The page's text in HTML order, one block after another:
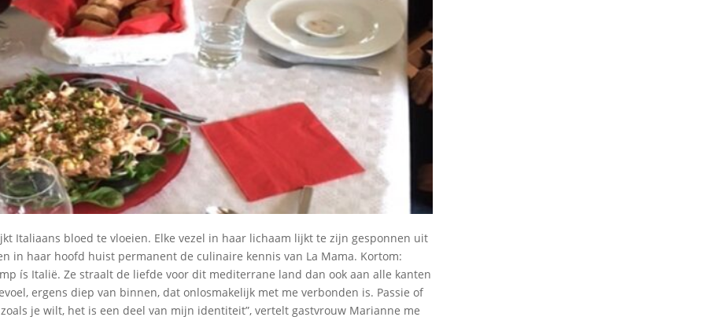
Italiaans bloed te vloeien. Elke vezel in haar lichaam lijkt te zijn gesponnen uit
in haar hoofd huist permanent de culinaire kennis van La Mama. Kortom:
ís Italië. Ze straalt de liefde voor dit mediterrane land dan ook aan alle kanten
ergens diep van binnen, dat onlosmakelijk met me verbonden is. Passie of
je wilt, het is een deel van mijn identiteit”, vertelt gastvrouw Marianne me